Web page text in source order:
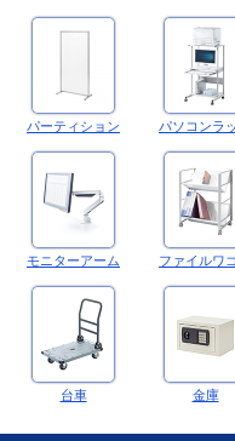
パーティション パソコンラ
モニターアーム ファイルワ
台車 金庫